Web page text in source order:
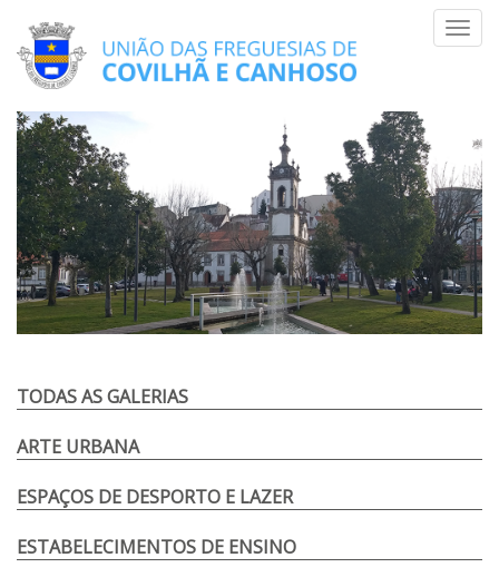
content
TODAS AS GALERIAS
ARTE URBANA
ESPAÇOS DE DESPORTO E LAZER
ESTABELECIMENTOS DE ENSINO